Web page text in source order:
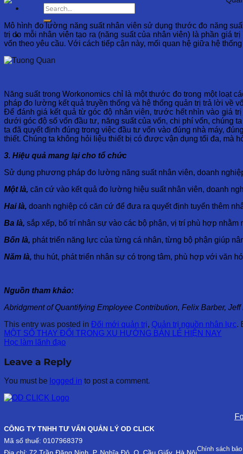
Mô hình đo lường năng suất nhân viên sử dụng thước đo năng
trị do mỗi nhân viên tạo ra (năng suất của nhân viên) là phần giá
vốn theo yêu cầu. Với cách tiếp cận này, mối quan hệ giữa hệ
Năng suất trong Workonomics chỉ là một thước đo trong một loạt
pháp đo lường kết quả truyền thống và hệ thống quản trị trả lời về
Để đánh giá kết quả từ góc độ nhân viên, trước hết nhìn vào giá
dưới góc độ số vốn đầu tư, năng suất của vốn, chi phí vốn, chúng
ta đã quyết định đúng trong việc đầu tư vốn vào đúng nhà máy,
thiết. Chúng ta không hỏi liệu thiết bị có được vận dụng tối đa, mà
3. Hiệu quả mang lại cho tổ chức
Sử dụng phương pháp đo lường năng suất nhân viên, doanh
Một là, căn cứ vào kết quả đo lường hiệu suất nhân viên, doanh
Hai là, doanh nghiệp có căn cứ để đưa ra quyết định tuyển thêm
Ba là, sắp xếp, bố trí nhân sự vào các bộ phận, vị trí phù hợp nhằm
Bốn là, phát triển năng lực của từng cá nhân, từng bộ phận giúp
Năm là, thu hút, phát triển nhân sự có trọng tâm, phù hợp với văn
Nguồn tham khảo:
Abridgment of Quantifying Employee Contribution, Felix Barber,
This entry was posted in Đổi mới quản trị, Quản trị nguồn nhân lực.
MỘT SỐ THAY ĐỔI TRONG XU HƯỚNG BÁN LẺ HIỆN NAY
Học làm lãnh đạo
Leave a Reply
You must be logged in to post a comment.
CÔNG TY TNHH TƯ VẤN QUẢN LÝ OD CLICK
Mã số thuế: 0107968379
Chính sách